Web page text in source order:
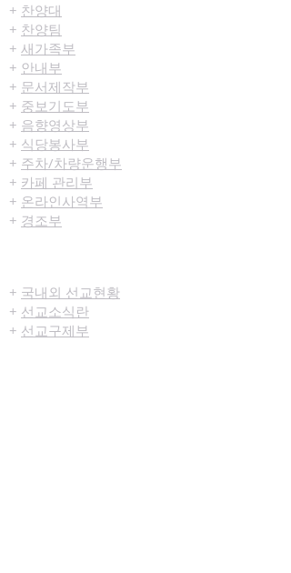
+ 찬양대
+ 찬양팀
+ 새가족부
+ 안내부
+ 문서제작부
+ 중보기도부
+ 음향영상부
+ 식당봉사부
+ 주차/차량운행부
+ 카페 관리부
+ 온라인사역부
+ 경조부
+ 국내외 선교현황
+ 선교소식란
+ 선교구제부